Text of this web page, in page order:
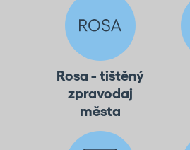
Rosa - tištěný
zpravodaj
města